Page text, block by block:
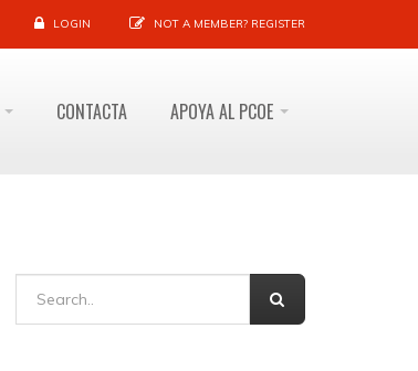
LOGIN NOT A MEMBER? REGISTER
CONTACTA APOYA AL PCOE